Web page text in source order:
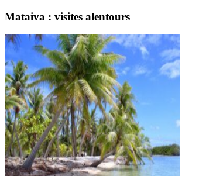
Mataiva : visites alentours